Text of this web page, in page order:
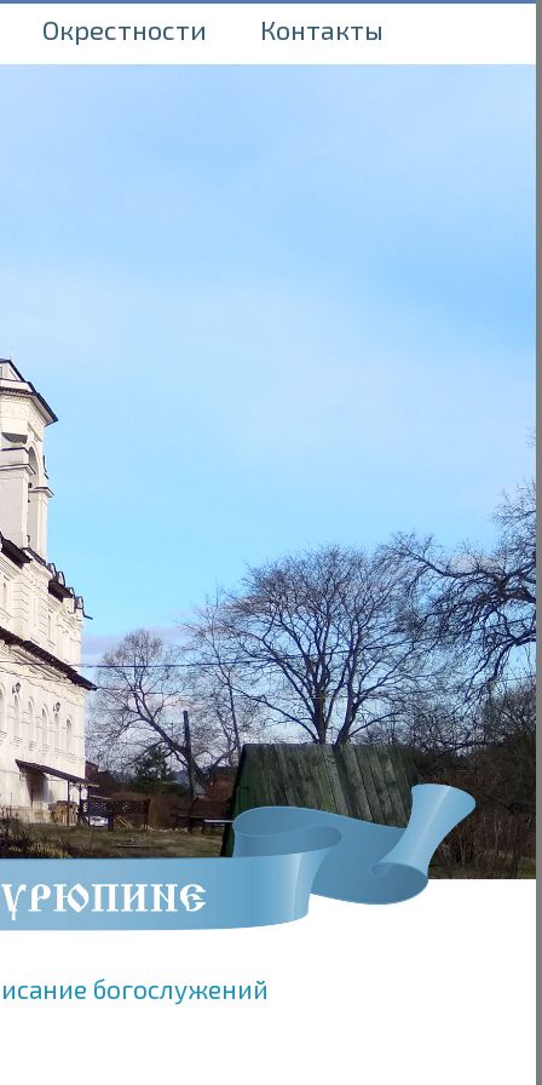
Окрестности Контакты
богослужений